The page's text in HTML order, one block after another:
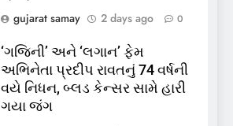
gujarat samay
2 days ago 0
‘ગજિની’ અને ‘લગાન’ ફેમ
અભિનેતા પ્રદીપ રાવતનું 74 વર્ષની
વયે નિધન, બ્લડ કેન્સર સામે હારી
ગયા જંગ
પાસ, વિપક્ષનો ઉગ્ર હોબાળો
શું તમારું મધ કે ઘી ખરેખર શુદ્ધ
છે? FSSAIએ ડાબરના દાવાઓની